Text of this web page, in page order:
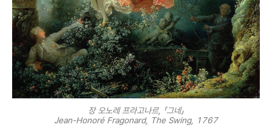
장 오노레 프라고나르, 「그네」
Jean-Honoré Fragonard, The Swing, 1767